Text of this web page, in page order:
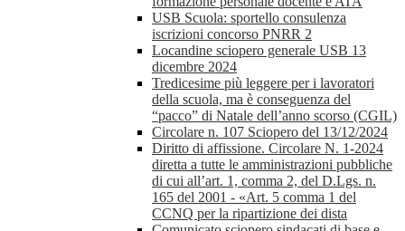
USB Scuola: sportello consulenza
iscrizioni concorso PNRR 2
Locandine sciopero generale USB 13
dicembre 2024
Tredicesime più leggere per i lavoratori
della scuola, ma è conseguenza del
“pacco” di Natale dell’anno scorso (CGIL)
Circolare n. 107 Sciopero del 13/12/2024
Diritto di affissione. Circolare N. 1-2024
diretta a tutte le amministrazioni pubbliche
di cui all’art. 1, comma 2, del D.Lgs. n.
165 del 2001 - «Art. 5 comma 1 del
CCNQ per la ripartizione dei dista